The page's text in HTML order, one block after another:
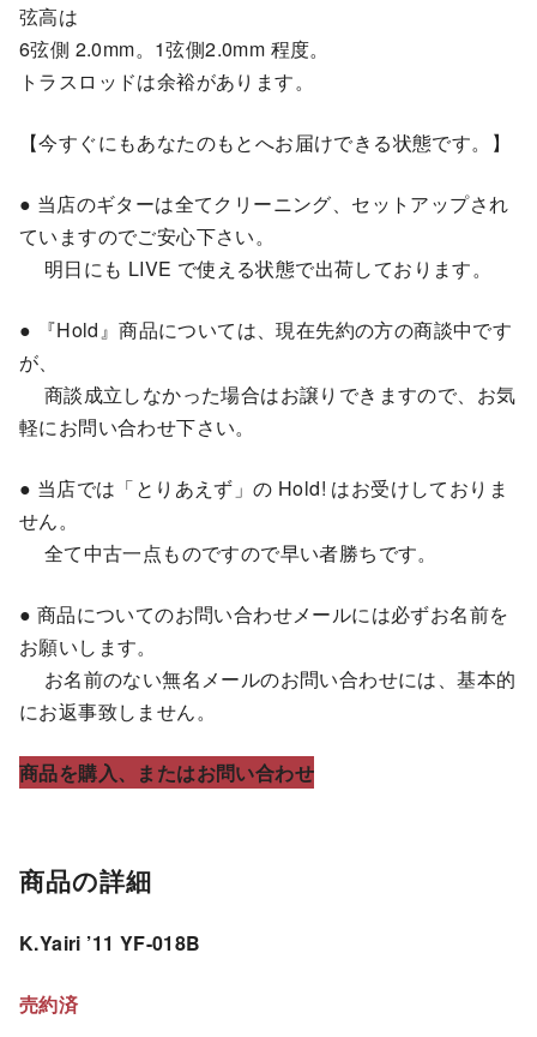
弦高は
6弦側 2.0mm。1弦側2.0mm 程度。
トラスロッドは余裕があります。
【今すぐにもあなたのもとへお届けできる状態です。】
● 当店のギターは全てクリーニング、セットアップされ
ていますのでご安心下さい。
明日にも LIVE で使える状態で出荷しております。
● 『Hold』商品については、現在先約の方の商談中です
が、
商談成立しなかった場合はお譲りできますので、お気
軽にお問い合わせ下さい。
● 当店では「とりあえず」の Hold! はお受けしておりま
せん。
全て中古一点ものですので早い者勝ちです。
● 商品についてのお問い合わせメールには必ずお名前を
お願いします。
お名前のない無名メールのお問い合わせには、基本的
にお返事致しません。
商品を購入、またはお問い合わせ
商品の詳細
K.Yairi ’11 YF-018B
売約済